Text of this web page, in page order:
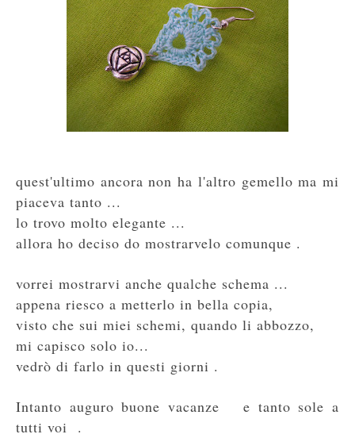
quest'ultimo ancora non ha l'altro gemello ma mi
piaceva tanto ...
lo trovo molto elegante ...
allora ho deciso do mostrarvelo comunque .
vorrei mostrarvi anche qualche schema ...
appena riesco a metterlo in bella copia,
visto che sui miei schemi, quando li abbozzo,
mi capisco solo io...
vedrò di farlo in questi giorni .
Intanto auguro buone vacanze e tanto sole a
tutti voi .